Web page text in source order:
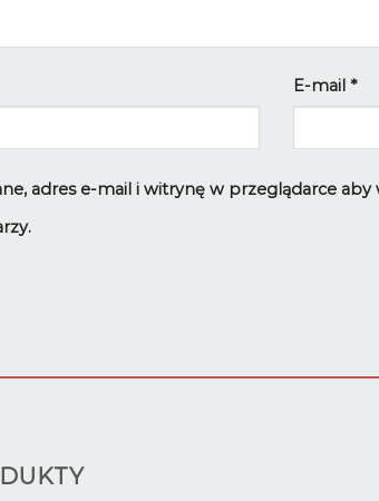
E-mail *
adres e-mail i witrynę w przeglądarce aby